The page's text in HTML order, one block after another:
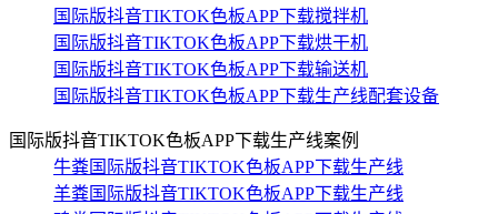
国际版抖音TIKTOK色板APP下载搅拌机
国际版抖音TIKTOK色板APP下载烘干机
国际版抖音TIKTOK色板APP下载输送机
国际版抖音TIKTOK色板APP下载生产线配套设备
国际版抖音TIKTOK色板APP下载生产线案例
牛粪国际版抖音TIKTOK色板APP下载生产线
羊粪国际版抖音TIKTOK色板APP下载生产线